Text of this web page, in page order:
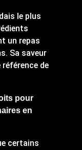
le plus
un repas
Sa saveur
de
pour
en
certains